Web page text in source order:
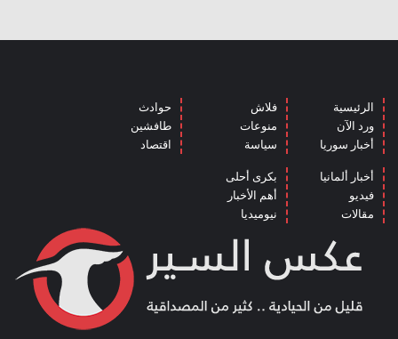
الرئيسية
ورد الآن
أخبار سوريا
فلاش
منوعات
سياسة
حوادث
طافشين
اقتصاد
أخبار ألمانيا
فيديو
مقالات
بكرى أحلى
أهم الأخبار
نيوميديا